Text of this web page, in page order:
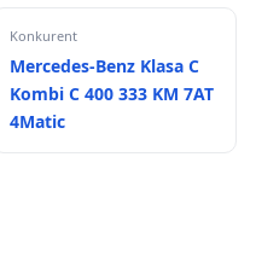
Konkurent
Mercedes-Benz Klasa C
Kombi C 400 333 KM 7AT
4Matic